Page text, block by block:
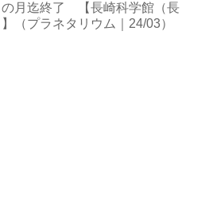
月迄終了 【長崎科学館（長
（プラネタリウム｜24/03）